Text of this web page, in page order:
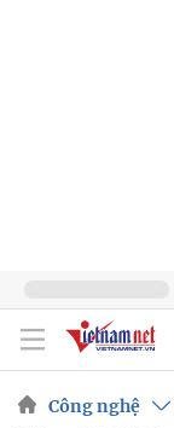
Công nghệ